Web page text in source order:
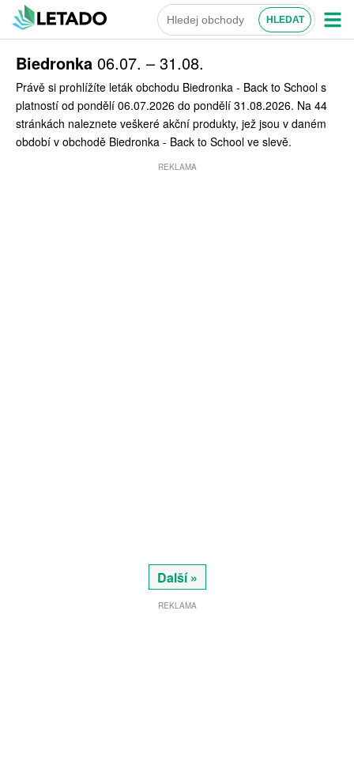
Biedronka 06.07. – 31.08.
Právě si prohlížíte leták obchodu Biedronka - Back to School s
platností od pondělí 06.07.2026 do pondělí 31.08.2026. Na 44
stránkách naleznete veškeré akční produkty, jež jsou v daném
období v obchodě Biedronka - Back to School ve slevě.
REKLAMA
Další »
REKLAMA